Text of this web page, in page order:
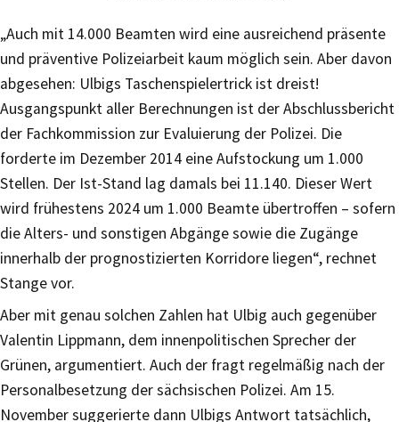
„Auch mit 14.000 Beamten wird eine ausreichend präsente
und präventive Polizeiarbeit kaum möglich sein. Aber davon
abgesehen: Ulbigs Taschenspielertrick ist dreist!
Ausgangspunkt aller Berechnungen ist der Abschlussbericht
der Fachkommission zur Evaluierung der Polizei. Die
forderte im Dezember 2014 eine Aufstockung um 1.000
Stellen. Der Ist-Stand lag damals bei 11.140. Dieser Wert
wird frühestens 2024 um 1.000 Beamte übertroffen – sofern
die Alters- und sonstigen Abgänge sowie die Zugänge
innerhalb der prognostizierten Korridore liegen“, rechnet
Stange vor.
Aber mit genau solchen Zahlen hat Ulbig auch gegenüber
Valentin Lippmann, dem innenpolitischen Sprecher der
Grünen, argumentiert. Auch der fragt regelmäßig nach der
Personalbesetzung der sächsischen Polizei. Am 15.
November suggerierte dann Ulbigs Antwort tatsächlich,